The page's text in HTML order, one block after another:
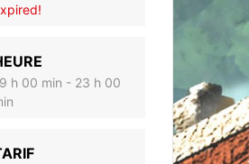
h 00 min - 23 h 00